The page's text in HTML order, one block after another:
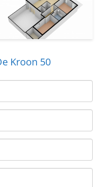
Kroon 50